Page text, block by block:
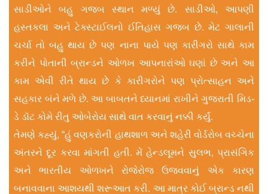
સાડીઓને બહુ ગજબ સ્થાન મળ્યું છે. સાડીઓ, આપણી
હસ્તકલા અને ટેક્સ્ટાઈલનો ઈતિહાસ ગજબ છે. મેટ ગાલાની
ચર્ચા તો બહુ થાય છે પણ નાના પાયે પણ કારીગરો સાથે કામ
કરીને પોતાની બ્રાન્ડને ઓળખ આપનારાંઓ ઘણાં છે અને આ
કામ એવી રીતે થાય છે કે કારીગરોને પણ પ્રોત્સાહન અને
સહકાર બંને મળે છે. આ બાબતને ધ્યાનમાં રાખીને ગુજરાતી મિડ-
ડે ડૉટ કોમે રીતુ ઓબેરોય સાથે વાત કરવાનું નક્કી કર્યું.
તેમણે કહ્યું, “હું વણકરોની હાથશાળ અને શહેરી વોર્ડરોબ વચ્ચેના
અંતરને દૂર કરવા માંગતી હતી. મેં હેન્ડલૂમને સુલભ, પ્રાસંગિક
અને ભારતીય ઓળખને રોજેરોજ ઉજવવાનું એક કારણ
બનાવવાના આશયથી શરૂઆત કરી. આ માત્ર કોઈ બ્રાન્ડ નથી